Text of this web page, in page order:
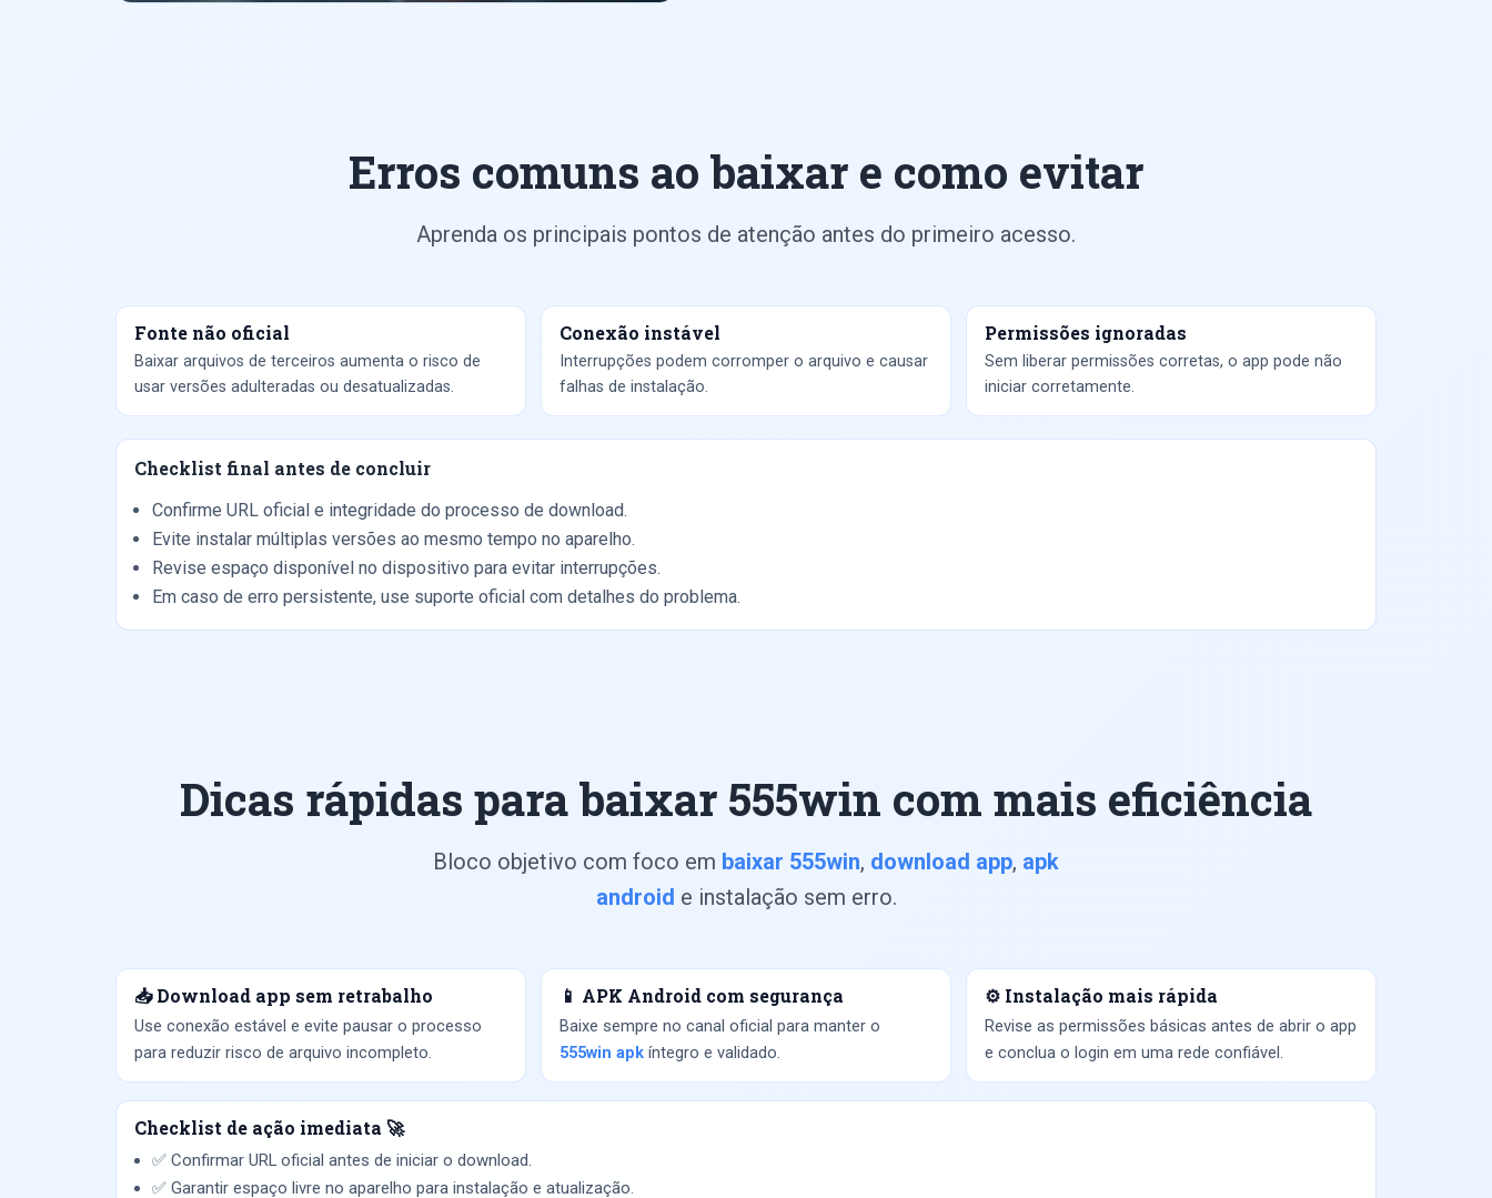
Erros comuns ao baixar e como evitar
Aprenda os principais pontos de atenção antes do primeiro acesso.
Fonte não oficial
Baixar arquivos de terceiros aumenta o risco de
usar versões adulteradas ou desatualizadas.
Conexão instável
Interrupções podem corromper o arquivo e causar
falhas de instalação.
Permissões ignoradas
Sem liberar permissões corretas, o app pode não
iniciar corretamente.
Checklist final antes de concluir
Confirme URL oficial e integridade do processo de download.
Evite instalar múltiplas versões ao mesmo tempo no aparelho.
Revise espaço disponível no dispositivo para evitar interrupções.
Em caso de erro persistente, use suporte oficial com detalhes do problema.
Dicas rápidas para baixar 555win com mais eficiência
Bloco objetivo com foco em baixar 555win, download app, apk
android e instalação sem erro.
📥 Download app sem retrabalho
Use conexão estável e evite pausar o processo
para reduzir risco de arquivo incompleto.
📱 APK Android com segurança
Baixe sempre no canal oficial para manter o
555win apkíntegro e validado.
⚙️ Instalação mais rápida
Revise as permissões básicas antes de abrir o app
e conclua o login em uma rede confiável.
Checklist de ação imediata 🚀
✅ Confirmar URL oficial antes de iniciar o download.
✅ Garantir espaço livre no aparelho para instalação e atualização.